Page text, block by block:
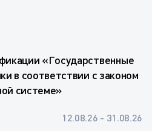
«Государственные
в соответствии с законом
системе»
12.08.26 - 31.08.26